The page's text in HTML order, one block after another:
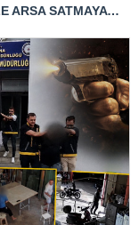
MERSİN’DE SAHTE NOTER VEKALETİULE ARSA SATMAYA ÇALIŞTIRLAR